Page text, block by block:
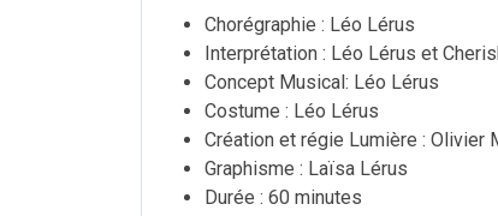
Chorégraphie : Léo Lérus
Interprétation : Léo Lérus et
Concept Musical: Léo Lérus
Costume : Léo Lérus
Création et régie Lumière : Olivier
Graphisme : Laïsa Lérus
Durée : 60 minutes